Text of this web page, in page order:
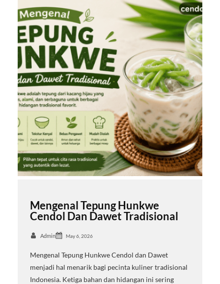
Mengenal Tepung Hunkwe
Cendol Dan Dawet Tradisional
Admin May 6, 2026
Mengenal Tepung Hunkwe Cendol dan Dawet
menjadi hal menarik bagi pecinta kuliner tradisional
Indonesia. Ketiga bahan dan hidangan ini sering